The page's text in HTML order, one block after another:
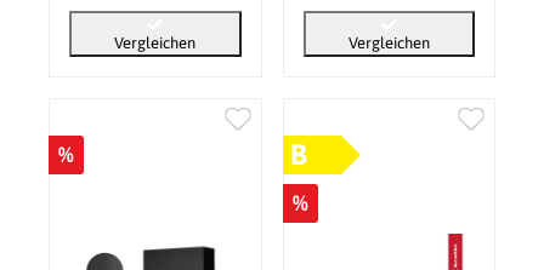
Vergleichen Vergleichen
% B
%